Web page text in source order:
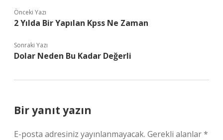
Önceki Yazı
2 Yılda Bir Yapılan Kpss Ne Zaman
Sonraki Yazı
Dolar Neden Bu Kadar Değerli
Bir yanıt yazın
E-posta adresiniz yayınlanmayacak. Gerekli alanlar*